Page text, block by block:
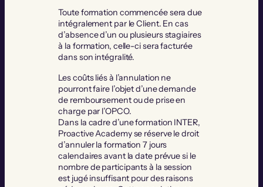
Toute formation commencée sera due
intégralement par le Client. En cas
d’absence d’un ou plusieurs stagiaires
à la formation, celle-ci sera facturée
dans son intégralité.
Les coûts liés à l’annulation ne
pourront faire l’objet d’une demande
de remboursement ou de prise en
charge par l’OPCO.
Dans la cadre d’une formation INTER,
Proactive Academy se réserve le droit
d’annuler la formation 7 jours
calendaires avant la date prévue si le
nombre de participants à la session
est jugé insuffisant pour des raisons